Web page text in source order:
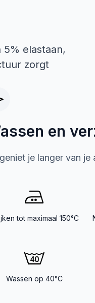
elastaan,
zorgt
en
je langer van je
tot maximaal 150°C
Wassen op 40°C